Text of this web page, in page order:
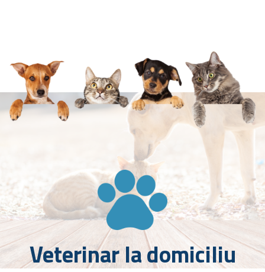
Veterinar la domiciliu